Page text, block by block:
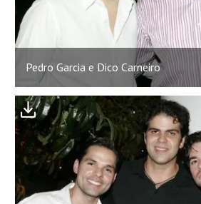
Pedro Garcia e Dico Carneiro